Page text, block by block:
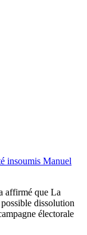
insoumis Manuel
affirmé que La
dissolution
électorale